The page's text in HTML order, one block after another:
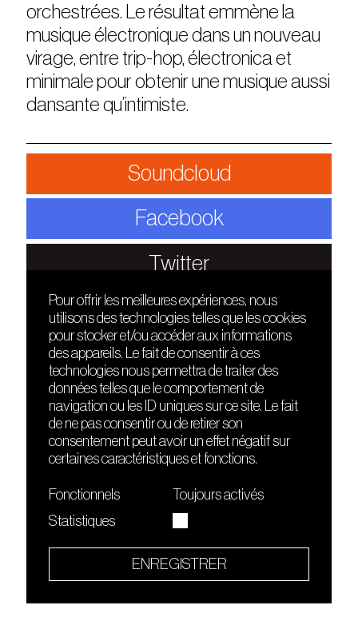
orchestrées. Le résultat emmène la
musique électronique dans un nouveau
virage, entre trip-hop, électronica et
minimale pour obtenir une musique aussi
dansante qu’intimiste.
Soundcloud
Facebook
Twitter
DÉCOUVRIR
Le lieu
Contact
Presse
Cours de DJing
TMLAB
FRIENDS
Nuits sonores
HEAT
Hôtel71
La Gaîté Lyrique
Le Sucre fait partie de
Quartier culturel et créatif
Pour offrir les meilleures expériences, nous
utilisons des technologies telles que les cookies
pour stocker et/ou accéder aux informations
des appareils. Le fait de consentir à ces
technologies nous permettra de traiter des
données telles que le comportement de
navigation ou les ID uniques sur ce site. Le fait
de ne pas consentir ou de retirer son
consentement peut avoir un effet négatif sur
certaines caractéristiques et fonctions.
Fonctionnels
Toujours activés
Statistiques
ENREGISTRER